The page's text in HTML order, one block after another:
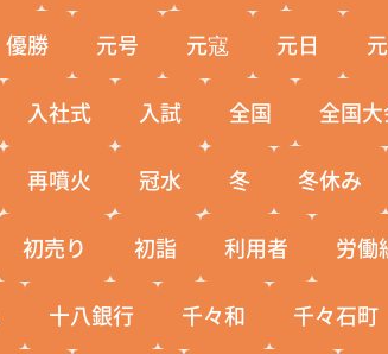
優勝 元号 元寇 元日
入社式 入試 全国 全国
再噴火 冠水 冬 冬休み
初売り 初詣 利用者 労働
十八銀行 千々和 千々石町